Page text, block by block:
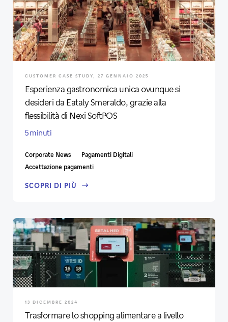
CUSTOMER CASE STUDY, 27 GENNAIO 2025
Esperienza gastronomica unica ovunque si
desideri da Eataly Smeraldo, grazie alla
flessibilità di Nexi SoftPOS
5 minuti
Corporate News
Pagamenti Digitali
Accettazione pagamenti
SCOPRI DI PIÙ
13 DICEMBRE 2024
Trasformare lo shopping alimentare a livello